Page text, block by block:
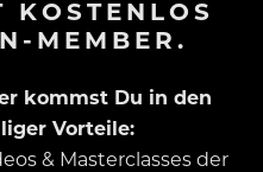
KOSTENLOS
MEMBER.
kommst Du in den
Vorteile:
& Masterclasses der